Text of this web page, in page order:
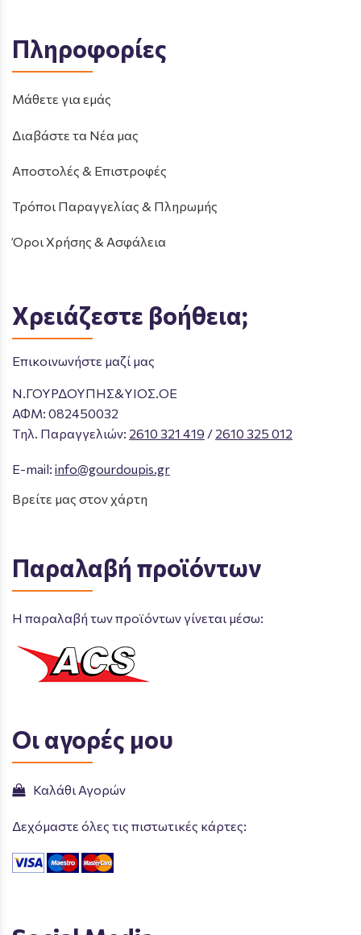
Πληροφορίες
Μάθετε για εμάς
Διαβάστε τα Νέα μας
Αποστολές & Επιστροφές
Τρόποι Παραγγελίας & Πληρωμής
Όροι Χρήσης & Ασφάλεια
Χρειάζεστε βοήθεια;
Επικοινωνήστε μαζί μας
Ν.ΓΟΥΡΔΟΥΠΗΣ&ΥΙΟΣ.ΟΕ
ΑΦΜ: 082450032
Tηλ. Παραγγελιών: 2610 321 419 / 2610 325 012
E-mail: info@gourdoupis.gr
Βρείτε μας στον χάρτη
Παραλαβή προϊόντων
Η παραλαβή των προϊόντων γίνεται μέσω:
Οι αγορές μου
Καλάθι Αγορών
Δεχόμαστε όλες τις πιστωτικές κάρτες: